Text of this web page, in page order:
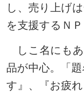
し、売り上げ
を支援するＮ
しこ名にも
品が中心。「
す』、『お疲